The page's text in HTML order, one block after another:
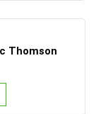
Thomson